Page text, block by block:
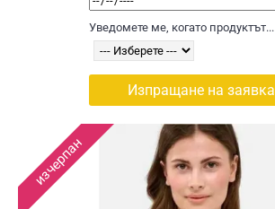
Уведомете ме, когато продуктът...
Изпращане на заявка
изчерпан